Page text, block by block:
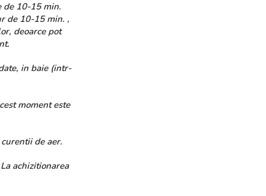
de 10-15 min.
de 10-15 min. ,
deoarce pot
in baie (intr-
moment este
de aer.
achizitionarea